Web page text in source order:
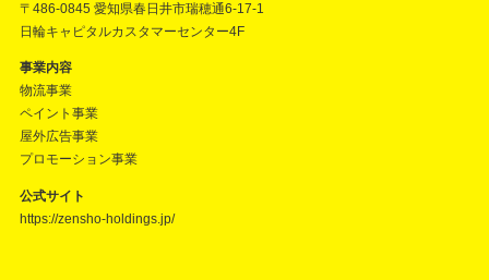
〒486-0845 愛知県春日井市瑞穂通6-17-1
日輪キャピタルカスタマーセンター4F
事業内容
物流事業
ペイント事業
屋外広告事業
プロモーション事業
公式サイト
https://zensho-holdings.jp/